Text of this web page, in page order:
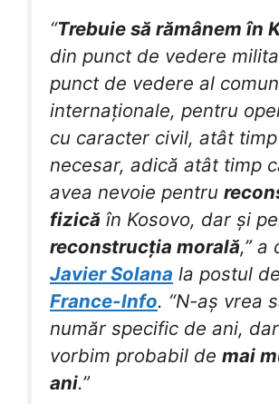
“Trebuie să rămânem în
din punct de vedere
punct de vedere al
internaționale, pentru
cu caracter civil, atât
necesar, adică atât timp
avea nevoie pentru
fizică în Kosovo, dar și
reconstrucția morală,” a
Javier Solana la postul
France-Info. “N-aș vrea
număr specific de ani,
vorbim probabil de mai
ani.”